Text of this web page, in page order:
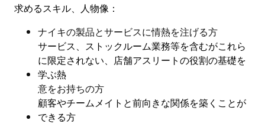
求めるスキル、人物像：
ナイキの製品とサービスに情熱を注げる方
サービス、ストックルーム業務等を含むがこれら
に限定されない、店舗アスリートの役割の基礎を
学ぶ熱
意をお持ちの方
顧客やチームメイトと前向きな関係を築くことが
できる方